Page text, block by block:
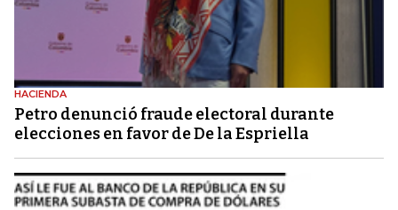
HACIENDA
Petro denunció fraude electoral durante
elecciones en favor de De la Espriella